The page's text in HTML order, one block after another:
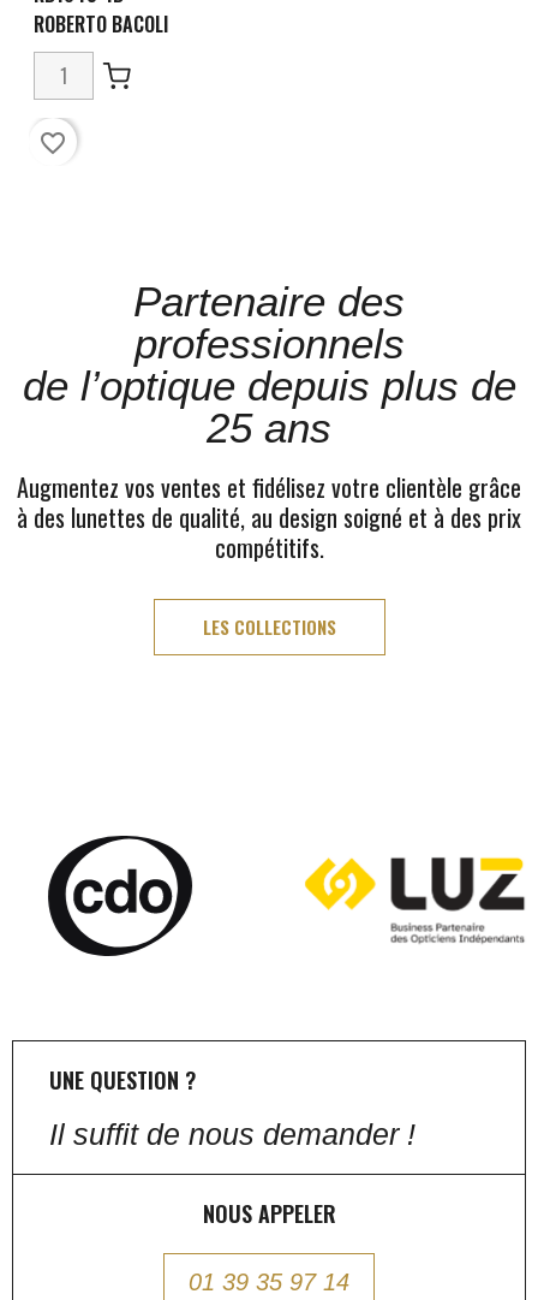
ROBERTO BACOLI
favorite_border
Partenaire des
professionnels
de l’optique depuis plus de
25 ans
Augmentez vos ventes et fidélisez votre clientèle grâce
à des lunettes de qualité, au design soigné et à des prix
compétitifs.
LES COLLECTIONS
UNE QUESTION ?
Il suffit de nous demander !
NOUS APPELER
01 39 35 97 14